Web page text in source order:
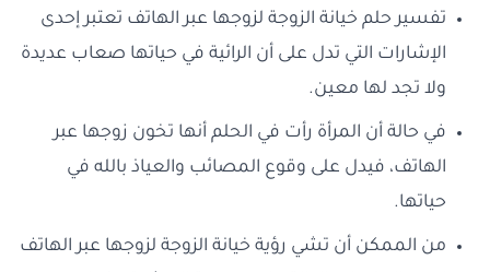
تفسير حلم خيانة الزوجة لزوجها عبر الهاتف تعتبر إحدى
الإشارات التي تدل على أن الرائية في حياتها صعاب عديدة
ولا تجد لها معين.
في حالة أن المرأة رأت في الحلم أنها تخون زوجها عبر
الهاتف، فيدل على وقوع المصائب والعياذ بالله في
حياتها.
من الممكن أن تشي رؤية خيانة الزوجة لزوجها عبر الهاتف